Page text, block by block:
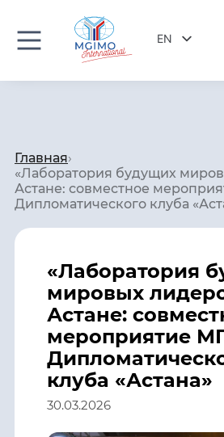
EN
Главная›
«Лаборатория будущих
Астане: совместное
Дипломатического клуба
«Лаборатория
мировых
Астане:
мероприятие
клуба «Астана»
30.03.2026